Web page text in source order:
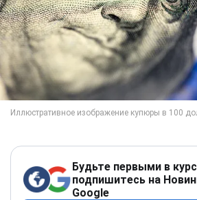
Будьте первыми в
подпишитесь на
Google